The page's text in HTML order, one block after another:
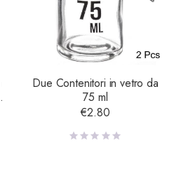
Due Contenitori in vetro da
75 ml
€2.80